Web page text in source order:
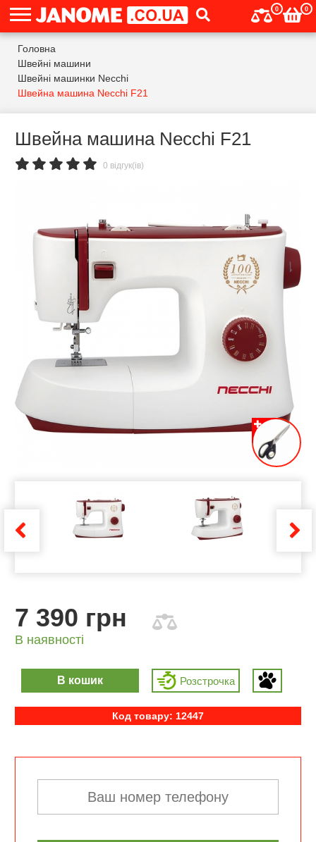
0 0
Головна
Швейні машини
Швейні машинки Necchi
Швейна машина Necchi F21
Швейна машина Necchi F21
0 відгук(ів)
7 390 грн
В наявності
В кошик Розcтрочка
Код товару: 12447